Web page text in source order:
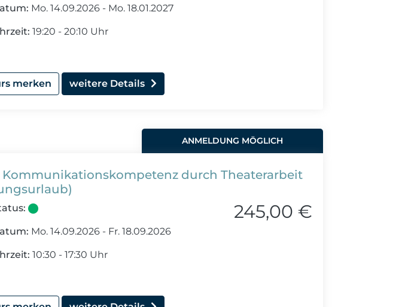
Mo.14.09.2026 - Mo.18.01.2027
19:20 - 20:10 Uhr
merken weitere Details
ANMELDUNG MÖGLICH
Kommunikationskompetenz durch Theaterarbeit
Mo.14.09.2026 - Fr.18.09.2026
10:30 - 17:30 Uhr
245,00 €